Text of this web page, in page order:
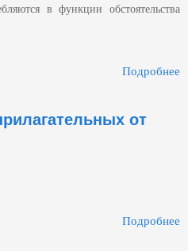
в функции обстоятельства
Подробнее
от
Подробнее